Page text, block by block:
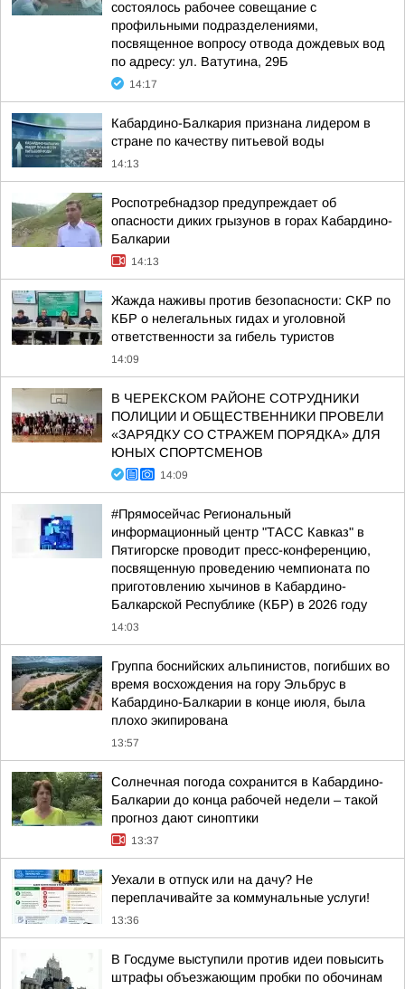
состоялось рабочее совещание с
профильными подразделениями,
посвященное вопросу отвода дождевых вод
по адресу: ул. Ватутина, 29Б
14:17
Кабардино-Балкария признана лидером в
стране по качеству питьевой воды
14:13
Роспотребнадзор предупреждает об
опасности диких грызунов в горах Кабардино-
Балкарии
14:13
Жажда наживы против безопасности: СКР по
КБР о нелегальных гидах и уголовной
ответственности за гибель туристов
14:09
В ЧЕРЕКСКОМ РАЙОНЕ СОТРУДНИКИ
ПОЛИЦИИ И ОБЩЕСТВЕННИКИ ПРОВЕЛИ
«ЗАРЯДКУ СО СТРАЖЕМ ПОРЯДКА» ДЛЯ
ЮНЫХ СПОРТСМЕНОВ
14:09
#Прямосейчас Региональный
информационный центр "ТАСС Кавказ" в
Пятигорске проводит пресс-конференцию,
посвященную проведению чемпионата по
приготовлению хычинов в Кабардино-
Балкарской Республике (КБР) в 2026 году
14:03
Группа боснийских альпинистов, погибших во
время восхождения на гору Эльбрус в
Кабардино-Балкарии в конце июля, была
плохо экипирована
13:57
Солнечная погода сохранится в Кабардино-
Балкарии до конца рабочей недели – такой
прогноз дают синоптики
13:37
Уехали в отпуск или на дачу? Не
переплачивайте за коммунальные услуги!
13:36
В Госдуме выступили против идеи повысить
штрафы объезжающим пробки по обочинам